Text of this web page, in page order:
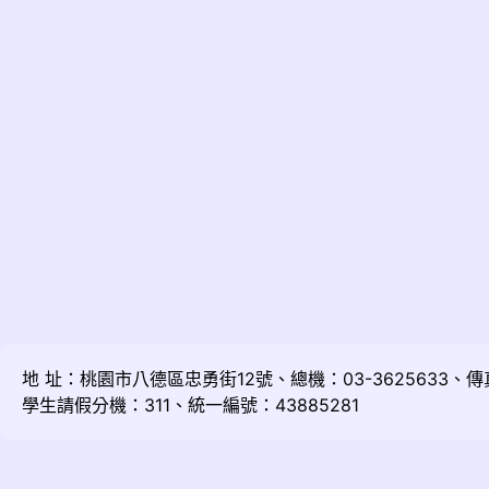
地 址：桃園市八德區忠勇街12號、總機：03-3625633、
學生請假分機：311、統一編號：43885281